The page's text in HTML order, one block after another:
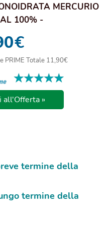
MERCURIO
AL 100% -
€
PRIME Totale 11,90€
★★★★★
★★★★★
all'Offerta »
termine della
termine della